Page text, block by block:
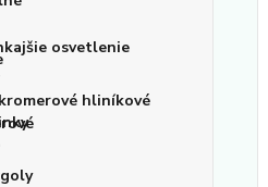
osvetlenie
hliníkové